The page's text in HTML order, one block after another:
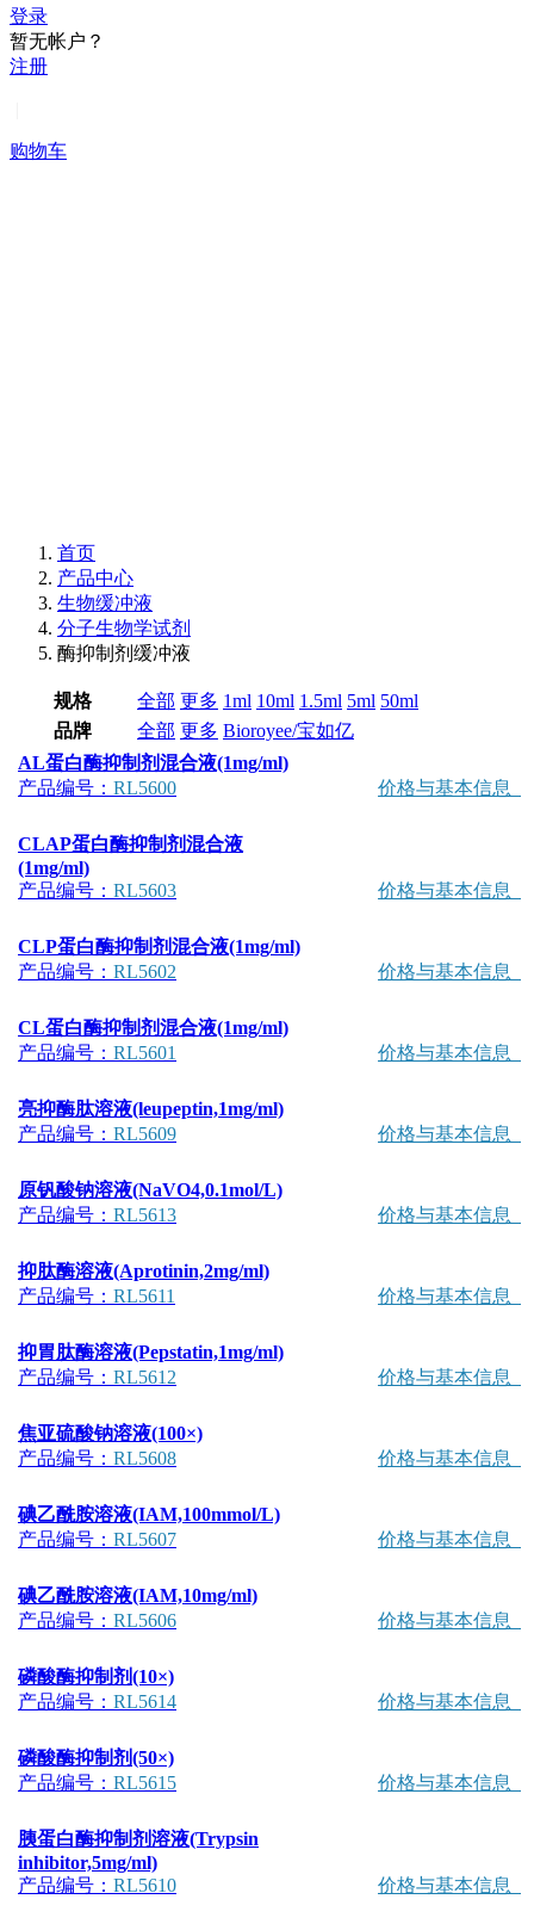
登录
暂无帐户？
注册
购物车
首页
产品中心
生物缓冲液
分子生物学试剂
酶抑制剂缓冲液
规格 全部 更多 1ml 10ml 1.5ml 5ml 50ml
品牌
全部 更多 Bioroyee/宝如亿
AL蛋白酶抑制剂混合液(1mg/ml)
产品编号： RL5600 价格与基本信息
CLAP蛋白酶抑制剂混合液
(1mg/ml)
产品编号： RL5603 价格与基本信息
CLP蛋白酶抑制剂混合液(1mg/ml)
产品编号： RL5602 价格与基本信息
CL蛋白酶抑制剂混合液(1mg/ml)
产品编号： RL5601 价格与基本信息
亮抑酶肽溶液(leupeptin,1mg/ml)
产品编号： RL5609 价格与基本信息
原钒酸钠溶液(NaVO4,0.1mol/L)
产品编号： RL5613 价格与基本信息
抑肽酶溶液(Aprotinin,2mg/ml)
产品编号： RL5611 价格与基本信息
抑胃肽酶溶液(Pepstatin,1mg/ml)
产品编号： RL5612 价格与基本信息
焦亚硫酸钠溶液(100×)
产品编号： RL5608 价格与基本信息
碘乙酰胺溶液(IAM,100mmol/L)
产品编号： RL5607 价格与基本信息
碘乙酰胺溶液(IAM,10mg/ml)
产品编号： RL5606 价格与基本信息
磷酸酶抑制剂(10×)
产品编号： RL5614 价格与基本信息
磷酸酶抑制剂(50×)
产品编号： RL5615 价格与基本信息
胰蛋白酶抑制剂溶液(Trypsin
inhibitor,5mg/ml)
产品编号： RL5610 价格与基本信息